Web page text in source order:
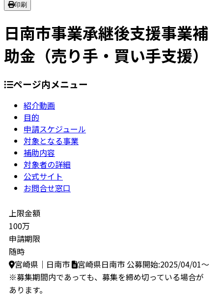
印刷
日南市事業承継後支援事業補
助金（売り手・買い手支援）
ページ内メニュー
紹介動画
目的
申請スケジュール
対象となる事業
補助内容
対象者の詳細
公式サイト
お問合せ窓口
上限金額
100万
申請期限
随時
宮崎県｜日南市
宮崎県日南市 公募開始:2025/04/01～
※募集期間内であっても、募集を締め切っている場合が
あります。